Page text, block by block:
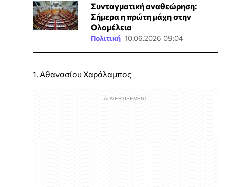
Συνταγματική αναθεώρηση:
Σήμερα η πρώτη μάχη στην
Ολομέλεια
Πολιτική 10.06.2026 09:04
1. Αθανασίου Χαράλαμπος